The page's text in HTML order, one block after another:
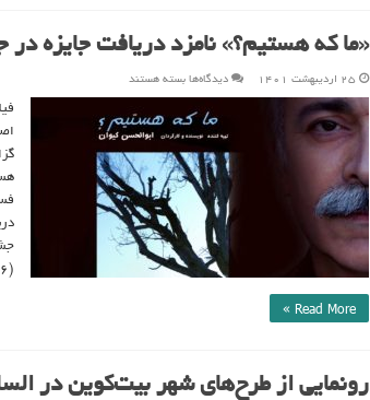
«ما که هستیم؟» نامزد دریافت جایزه
۲۵ اردیبهشت ۱۴۰۱ دیدگاه‌هابرای
هستیم؟»
نامزد
دریافت
جایزه
در
جشنواره
نیس
فرانسه
شد
بسته هستند
(۱۶ تا …
Read More »
رونمایی از طرح‌های شهر بیت‌کوین در